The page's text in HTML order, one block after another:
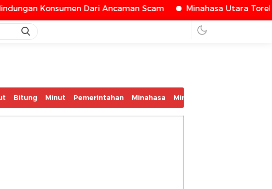
Dari Ancaman Scam Minahasa Utara Torehkan Prestasi
Bitung Minut Pemerintahan Minahasa Minsel